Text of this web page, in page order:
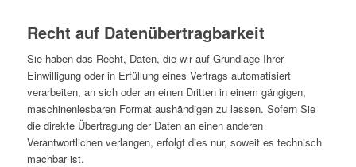
Recht auf Datenübertragbarkeit
Sie haben das Recht, Daten, die wir auf Grundlage Ihrer
Einwilligung oder in Erfüllung eines Vertrags automatisiert
verarbeiten, an sich oder an einen Dritten in einem gängigen,
maschinenlesbaren Format aushändigen zu lassen. Sofern Sie
die direkte Übertragung der Daten an einen anderen
Verantwortlichen verlangen, erfolgt dies nur, soweit es technisch
machbar ist.